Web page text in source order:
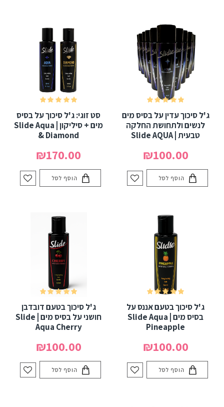
ג'ל סיכוך עדין על בסיס מים
לנשים ולתחושת החלקה
טבעית | Slide AQUA
₪100.00
הוסף לסל
סט זוגי: ג'ל סיכוך על בסיס
מים + סיליקון | Slide Aqua
& Diamond
₪170.00
הוסף לסל
ג'ל סיכוך בטעם אננס על
בסיס מים | Slide Aqua
Pineapple
₪100.00
הוסף לסל
ג'ל סיכוך בטעם דובדבן
חושני על בסיס מים | Slide
Aqua Cherry
₪100.00
הוסף לסל